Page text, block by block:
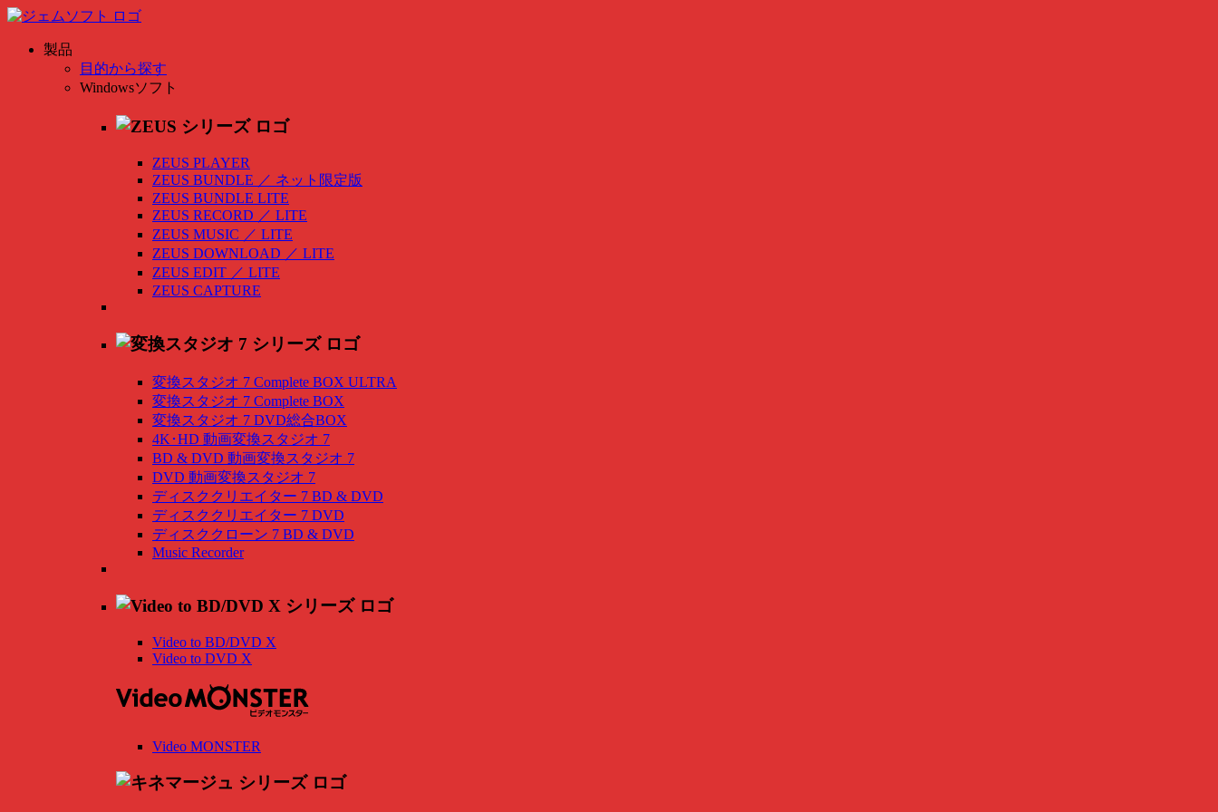
製品
目的から探す
Windowsソフト
ZEUS PLAYER
ZEUS BUNDLE ／ ネット限定版
ZEUS BUNDLE LITE
ZEUS RECORD ／ LITE
ZEUS MUSIC ／ LITE
ZEUS DOWNLOAD ／ LITE
ZEUS EDIT ／ LITE
ZEUS CAPTURE
変換スタジオ 7 Complete BOX ULTRA
変換スタジオ 7 Complete BOX
変換スタジオ 7 DVD総合BOX
4K･HD 動画変換スタジオ 7
BD & DVD 動画変換スタジオ 7
DVD 動画変換スタジオ 7
ディスククリエイター 7 BD & DVD
ディスククリエイター 7 DVD
ディスククローン 7 BD & DVD
Music Recorder
Video to BD/DVD X
Video to DVD X
Video MONSTER